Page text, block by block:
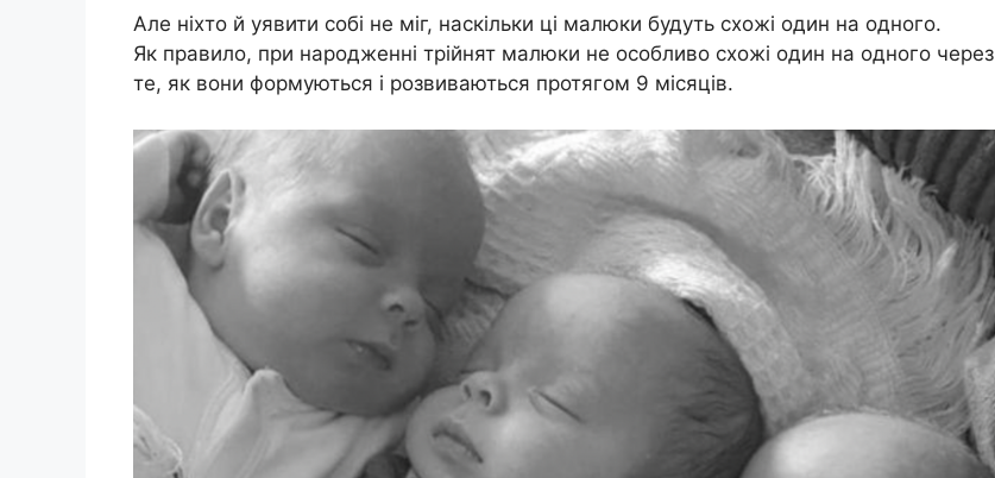
Але ніхто й уявити собі не міг, наскільки ці малюки будуть схожі один на одного.
Як правило, при народженні трійнят малюки не особливо схожі один на одного через
те, як вони формуються і розвиваються протягом 9 місяців.